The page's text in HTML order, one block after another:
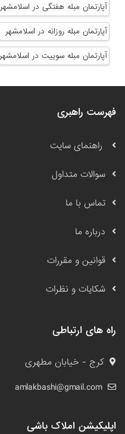
آپارتمان مبله هفتگی در اسلامشهر
آپارتمان مبله روزانه در اسلامشهر
آپارتمان مبله سوییت در اسلامشهر
فهرست راهبری
راهنمای سایت
سوالات متداول
تماس با ما
درباره ما
قوانین و مقررات
شکایات و نظرات
راه های ارتباطی
کرج - خیابان مطهری
amlakbashi@gmail.com
اپلیکیشن املاک باشی